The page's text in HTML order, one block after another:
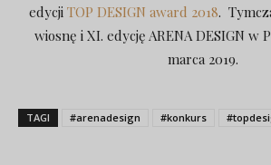
edycji TOP DESIGN award 2018.
wiosnę i XI. edycję ARENA DESIGN w
marca 2019.
TAGI #arenadesign #konkurs